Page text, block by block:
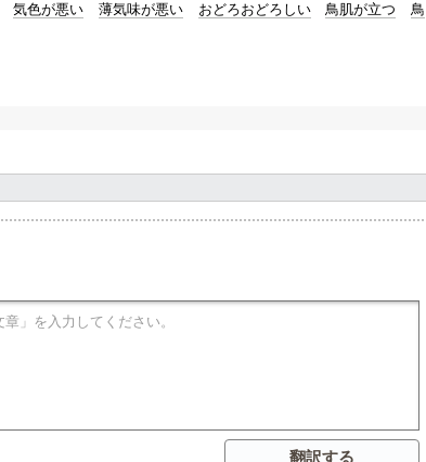
気色が悪い 薄気味が悪い おどろおどろしい 鳥肌が立つ
鳥